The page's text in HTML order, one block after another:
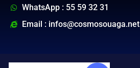
WhatsApp : 55 59 32 31
Email : infos@cosmosouaga.net